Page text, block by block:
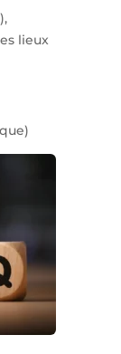
lieux